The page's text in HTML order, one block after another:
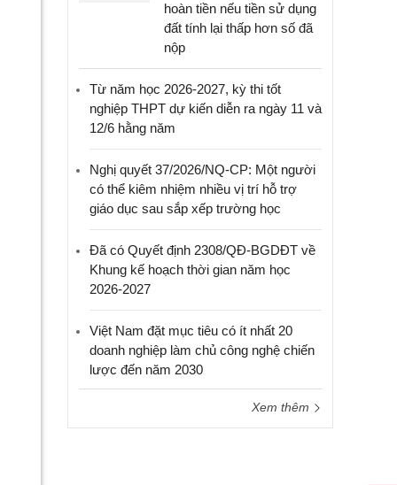
hoàn tiền nếu tiền sử dụng
đất tính lại thấp hơn số đã
nộp
Từ năm học 2026-2027, kỳ thi tốt
nghiệp THPT dự kiến diễn ra ngày 11 và
12/6 hằng năm
Nghị quyết 37/2026/NQ-CP: Một người
có thể kiêm nhiệm nhiều vị trí hỗ trợ
giáo dục sau sắp xếp trường học
Đã có Quyết định 2308/QĐ-BGDĐT về
Khung kế hoạch thời gian năm học
2026-2027
Việt Nam đặt mục tiêu có ít nhất 20
doanh nghiệp làm chủ công nghệ chiến
lược đến năm 2030
Xem thêm